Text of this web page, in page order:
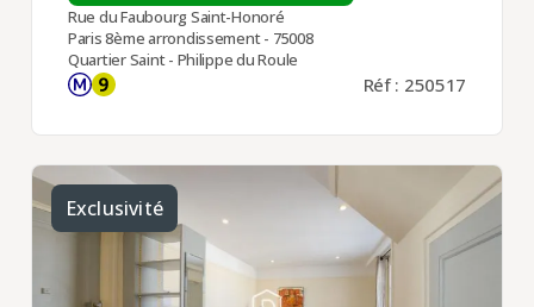
Rue du Faubourg Saint-Honoré
Paris 8ème arrondissement - 75008
Quartier Saint - Philippe du Roule
Réf : 250517
Exclusivité